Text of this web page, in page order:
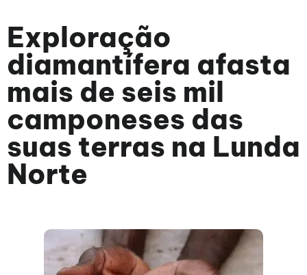
Exploração
diamantífera afasta
mais de seis mil
camponeses das
suas terras na Lunda
Norte